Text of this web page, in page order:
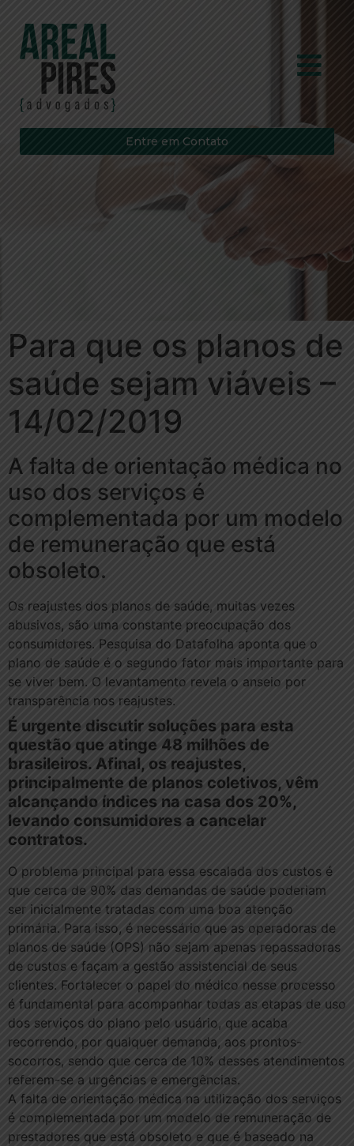
Entre em Contato
Para que os planos de
saúde sejam viáveis –
14/02/2019
A falta de orientação médica no
uso dos serviços é
complementada por um modelo
de remuneração que está
obsoleto.
Os reajustes dos planos de saúde, muitas vezes
abusivos, são uma constante preocupação dos
consumidores. Pesquisa do Datafolha aponta que o
plano de saúde é o segundo fator mais importante para
se viver bem. O levantamento revela o anseio por
transparência nos reajustes.
É urgente discutir soluções para esta
questão que atinge 48 milhões de
brasileiros. Afinal, os reajustes,
principalmente de planos coletivos, vêm
alcançando índices na casa dos 20%,
levando consumidores a cancelar
contratos.
O problema principal para essa escalada dos custos é
que cerca de 90% das demandas de saúde poderiam
ser inicialmente tratadas com uma boa atenção
primária. Para isso, é necessário que as operadoras de
planos de saúde (OPS) não sejam apenas repassadoras
de custos e façam a gestão assistencial de seus
clientes. Fortalecer o papel do médico nesse processo
é fundamental para acompanhar todas as etapas de uso
dos serviços do plano pelo usuário, que acaba
recorrendo, por qualquer demanda, aos prontos-
socorros, sendo que cerca de 10% desses atendimentos
referem-se a urgências e emergências.
A falta de orientação médica na utilização dos serviços
é complementada por um modelo de remuneração de
prestadores que está obsoleto e que é baseado na